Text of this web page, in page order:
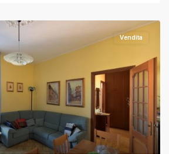
Vendita